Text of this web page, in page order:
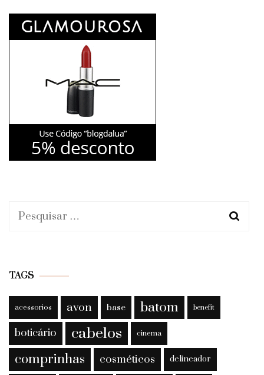
Pesquisar
TAGS
acessorios avon base batom benefit
boticário cabelos cinema
comprinhas cosméticos delineador